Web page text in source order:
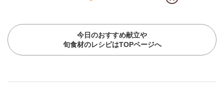
今日のおすすめ献立や
旬食材のレシピはTOPページへ